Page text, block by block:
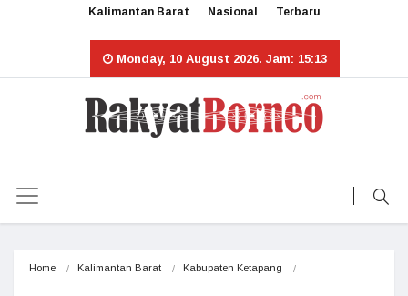
Kalimantan Barat Nasional Terbaru
Monday, 10 August 2026. Jam: 15:13
Home Kalimantan Barat Kabupaten Ketapang